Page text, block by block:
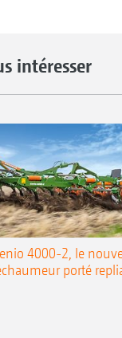
intéresser
4000-2, le
porté